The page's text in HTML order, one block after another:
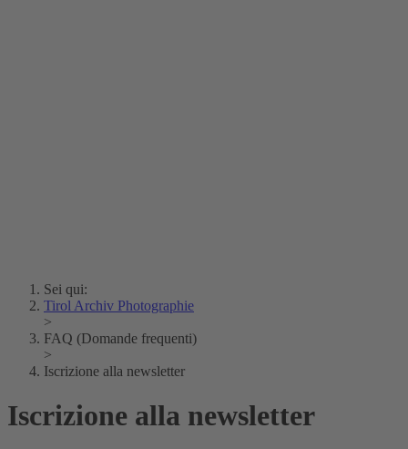
Sei qui:
Tirol Archiv Photographie
>
FAQ (Domande frequenti)
>
Iscrizione alla newsletter
Iscrizione alla newsletter